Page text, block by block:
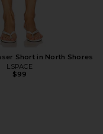
Short in North Shores
LSPACE
$99